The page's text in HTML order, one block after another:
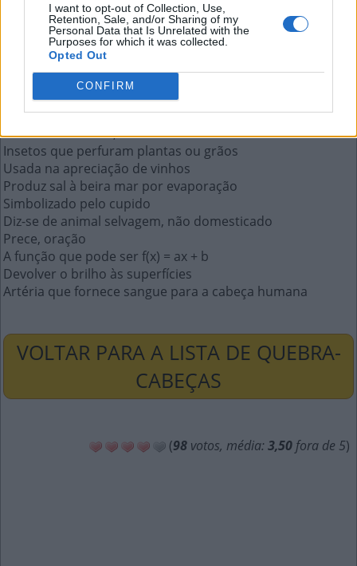
I want to opt-out of Collection, Use,
Retention, Sale, and/or Sharing of my
Personal Data that Is Unrelated with the
Purposes for which it was collected.
Opted Out
CONFIRM
Mais respostas deste quebra-cabeça:
Preposição "a" + artigo "os"
A Associação Cristã de Moços
Palavra no plural que significa mentira
O Stapledon que foi autor de ficção científica
Código IATA do aeroporto de Brasília
A beleza incomum, difícil de achar
Insetos que perfuram plantas ou grãos
Usada na apreciação de vinhos
Produz sal à beira mar por evaporação
Simbolizado pelo cupido
Diz-se de animal selvagem, não domesticado
Prece, oração
A função que pode ser f(x) = ax + b
Devolver o brilho às superfícies
Artéria que fornece sangue para a cabeça humana
VOLTAR PARA A LISTA DE QUEBRA-
CABEÇAS
(98 votos, média: 3,50 fora de 5)